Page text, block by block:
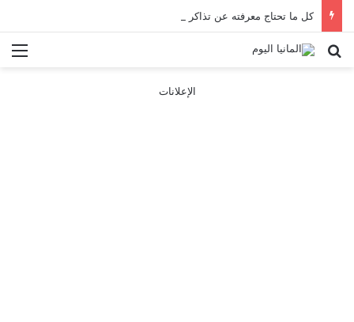
كل ما تحتاج معرفته عن تذاكر ووسائل النقل في باريس 2025
بحث عن
الإعلانات